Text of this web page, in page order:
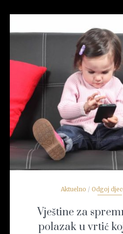
READ
Aktuelno / Odgoj
Vještine za
polazak u vrtić